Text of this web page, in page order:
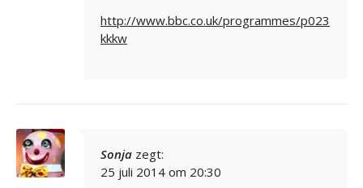
http://www.bbc.co.uk/programmes/p023
kkkw
Sonja zegt:
25 juli 2014 om 20:30